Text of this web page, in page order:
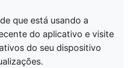
que está usando a
do aplicativo e visite
do seu dispositivo